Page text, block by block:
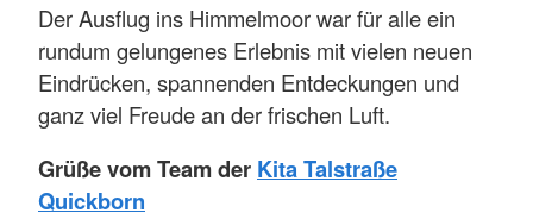
Der Ausflug ins Himmelmoor war für alle ein
rundum gelungenes Erlebnis mit vielen neuen
Eindrücken, spannenden Entdeckungen und
ganz viel Freude an der frischen Luft.
Grüße vom Team der Kita Talstraße
Quickborn